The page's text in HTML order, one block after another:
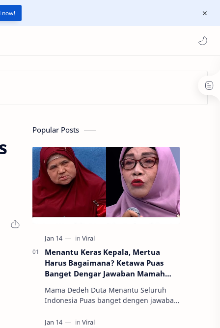
now!
Popular Posts
Menantu Keras Kepala, Mertua
Harus Bagaimana? Ketawa Puas
Banget Dengar Jawaban Mamah
Mama Dedeh Duta Menantu Seluruh
Indonesia Puas banget dengen jawaban
pic.twitter.com/kUlfuGieA9 —